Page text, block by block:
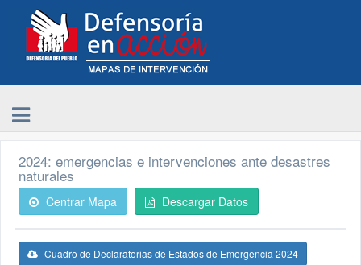
2024: emergencias e intervenciones ante desastres
naturales
Centrar Mapa Descargar Datos
Cuadro de Declaratorias de Estados de Emergencia 2024